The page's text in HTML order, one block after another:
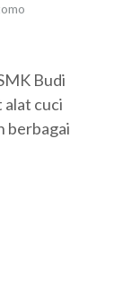
Budi
alat cuci
berbagai